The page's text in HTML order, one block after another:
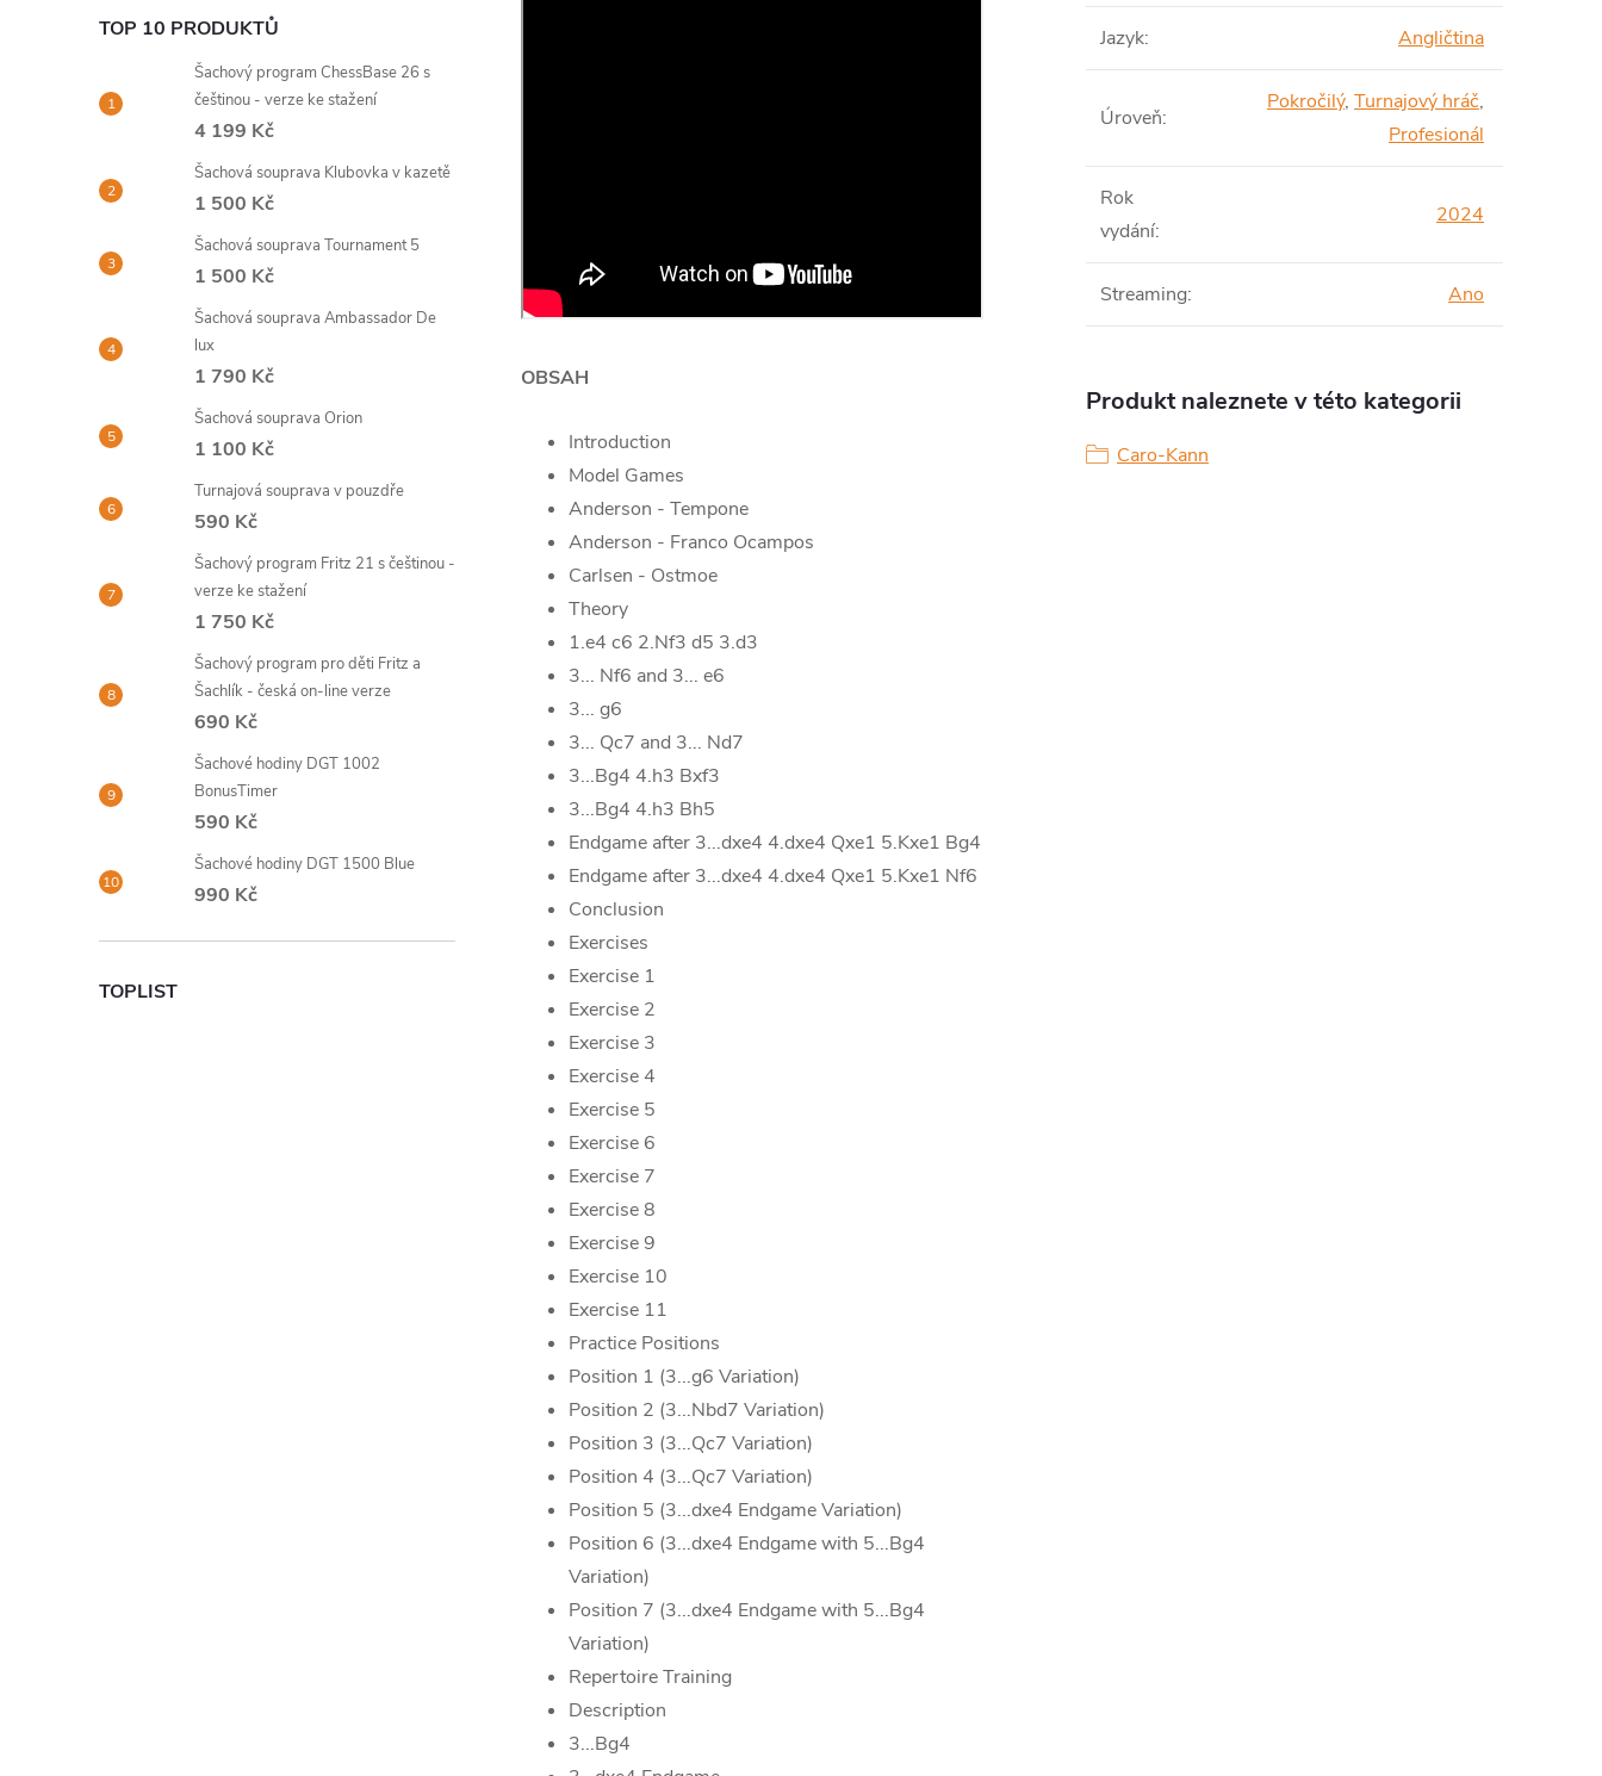
TOP 10 PRODUKTŮ
Šachový program ChessBase 26 s
češtinou - verze ke stažení
4 199 Kč
Šachová souprava Klubovka v kazetě
1 500 Kč
Šachová souprava Tournament 5
1 500 Kč
Šachová souprava Ambassador De
lux
1 790 Kč
Šachová souprava Orion
1 100 Kč
Turnajová souprava v pouzdře
590 Kč
Šachový program Fritz 21 s češtinou -
verze ke stažení
1 750 Kč
Šachový program pro děti Fritz a
Šachlík - česká on-line verze
690 Kč
Šachové hodiny DGT 1002
BonusTimer
590 Kč
Šachové hodiny DGT 1500 Blue
990 Kč
TOPLIST
OBSAH
Introduction
Model Games
Anderson - Tempone
Anderson - Franco Ocampos
Carlsen - Ostmoe
Theory
1.e4 c6 2.Nf3 d5 3.d3
3... Nf6 and 3... e6
3... g6
3... Qc7 and 3... Nd7
3...Bg4 4.h3 Bxf3
3...Bg4 4.h3 Bh5
Endgame after 3...dxe4 4.dxe4 Qxe1 5.Kxe1 Bg4
Endgame after 3...dxe4 4.dxe4 Qxe1 5.Kxe1 Nf6
Conclusion
Exercises
Exercise 1
Exercise 2
Exercise 3
Exercise 4
Exercise 5
Exercise 6
Exercise 7
Exercise 8
Exercise 9
Exercise 10
Exercise 11
Practice Positions
Position 1 (3...g6 Variation)
Position 2 (3...Nbd7 Variation)
Position 3 (3...Qc7 Variation)
Position 4 (3...Qc7 Variation)
Position 5 (3...dxe4 Endgame Variation)
Position 6 (3...dxe4 Endgame with 5...Bg4
Variation)
Position 7 (3...dxe4 Endgame with 5...Bg4
Variation)
Repertoire Training
Description
3...Bg4
Jazyk: Angličtina
Úroveň:
Pokročilý, Turnajový hráč,
Profesionál
Rok
vydání:
2024
Streaming: Ano
Produkt naleznete v této kategorii
Caro-Kann